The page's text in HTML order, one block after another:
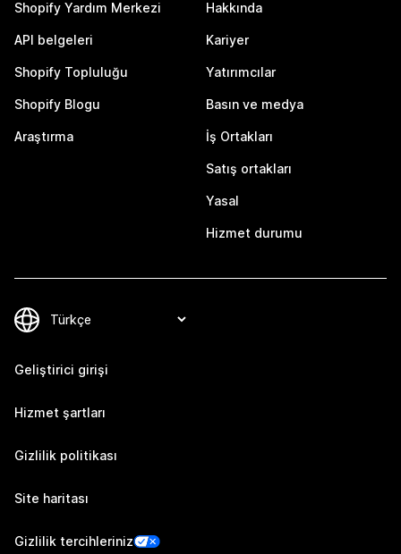
Shopify Yardım Merkezi
API belgeleri
Shopify Topluluğu
Shopify Blogu
Araştırma
Hakkında
Kariyer
Yatırımcılar
Basın ve medya
İş Ortakları
Satış ortakları
Yasal
Hizmet durumu
Geliştirici girişi
Hizmet şartları
Gizlilik politikası
Site haritası
Gizlilik tercihleriniz